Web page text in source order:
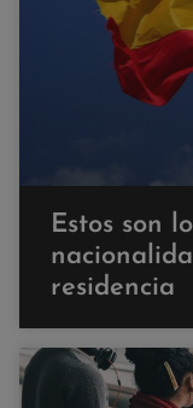
Estos son
residencia